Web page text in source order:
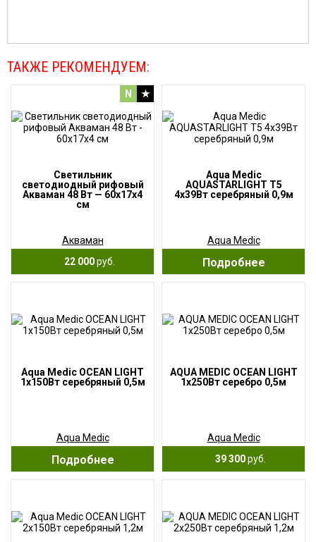
ТАКЖЕ РЕКОМЕНДУЕМ:
Светильник
светодиодный рифовый
Акваман 48 Вт — 60х17х4
см
Акваман
22 000руб.
N ★
Aqua Medic
AQUASTARLIGHT T5
4х39Вт серебряный 0,9м
Aqua Medic
Подробнее
Aqua Medic OCEAN LIGHT
1х150Вт серебряный 0,5м
Aqua Medic
Подробнее
AQUA MEDIC OCEAN LIGHT
1х250Вт серебро 0,5м
Aqua Medic
39 300руб.